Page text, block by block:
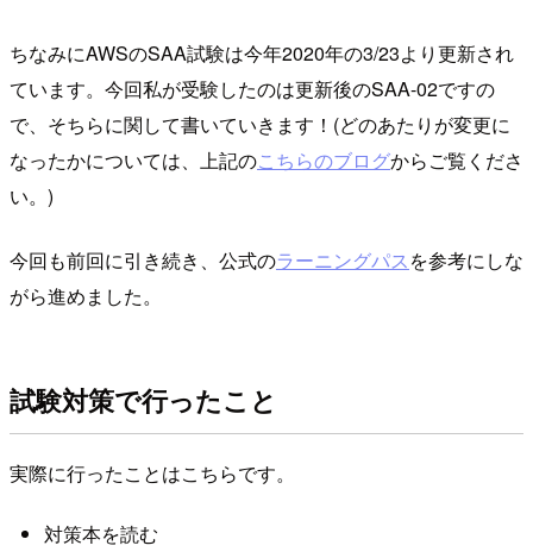
ちなみにAWSのSAA試験は今年2020年の3/23より更新され
ています。今回私が受験したのは更新後のSAA-02ですの
で、そちらに関して書いていきます！(どのあたりが変更に
なったかについては、上記のこちらのブログからご覧くださ
い。)
今回も前回に引き続き、公式のラーニングパスを参考にしな
がら進めました。
試験対策で行ったこと
実際に行ったことはこちらです。
対策本を読む